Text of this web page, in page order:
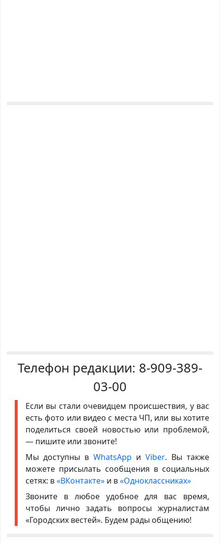
Телефон редакции: 8-909-389-
03-00
Если вы стали очевидцем происшествия, у вас
есть фото или видео с места ЧП, или вы хотите
поделиться своей новостью или проблемой,
— пишите или звоните!
Мы доступны в WhatsApp иViber. Вы также
можете присылать сообщения в социальных
сетях: в«ВКонтакте»и в«Одноклассниках»
Звоните в любое удобное для вас время,
чтобы лично задать вопросы журналистам
«Городских вестей». Будем рады общению!